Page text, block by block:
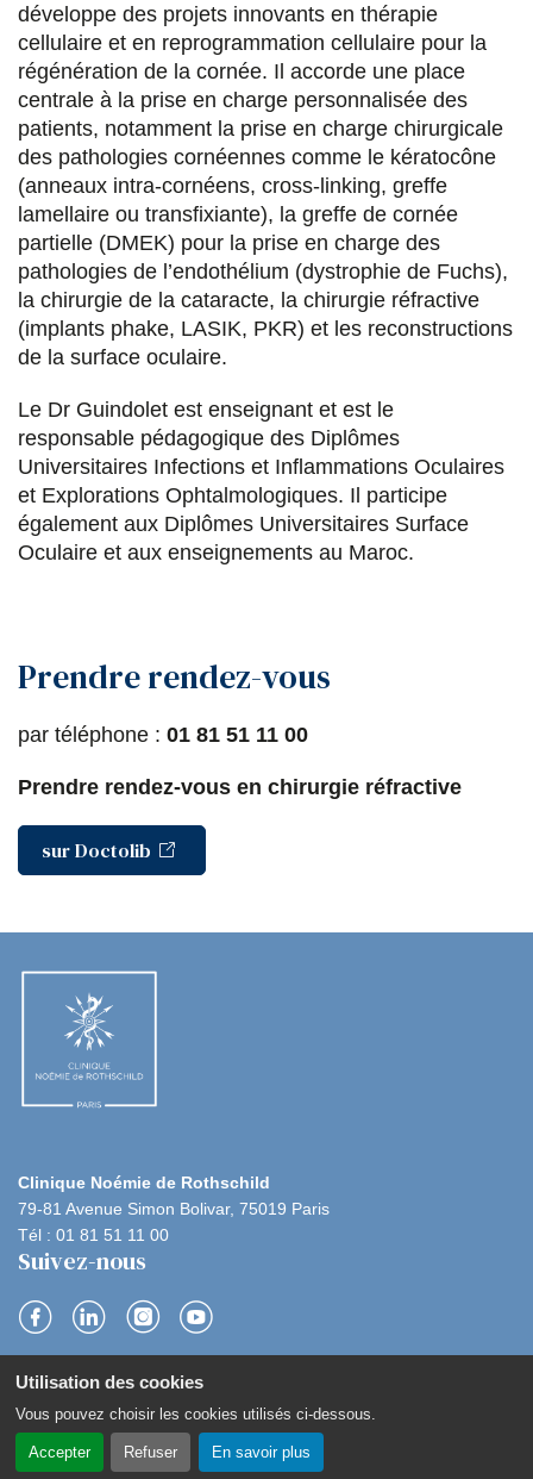
Utilisation des cookies
Vous pouvez choisir les cookies utilisés ci-dessous.
Accepter Refuser En savoir plus
développe des projets innovants en thérapie
cellulaire et en reprogrammation cellulaire pour la
régénération de la cornée. Il accorde une place
centrale à la prise en charge personnalisée des
patients, notamment la prise en charge chirurgicale
des pathologies cornéennes comme le kératocône
(anneaux intra-cornéens, cross-linking, greffe
lamellaire ou transfixiante), la greffe de cornée
partielle (DMEK) pour la prise en charge des
pathologies de l’endothélium (dystrophie de Fuchs),
la chirurgie de la cataracte, la chirurgie réfractive
(implants phake, LASIK, PKR) et les reconstructions
de la surface oculaire.
Le Dr Guindolet est enseignant et est le
responsable pédagogique des Diplômes
Universitaires Infections et Inflammations Oculaires
et Explorations Ophtalmologiques. Il participe
également aux Diplômes Universitaires Surface
Oculaire et aux enseignements au Maroc.
Prendre rendez-vous
par téléphone : 01 81 51 11 00
Prendre rendez-vous en chirurgie réfractive
sur Doctolib
Clinique Noémie de Rothschild
79-81 Avenue Simon Bolivar, 75019 Paris
Tél : 01 81 51 11 00
Suivez-nous
S
u
i
S
u
i
S
u
i
S
u
i
Navigation
sous
pied
de
Contact Plan du site
Politique de confidentialité
Mentions légales
Gestion des cookies